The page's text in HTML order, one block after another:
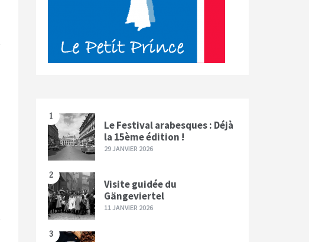
1
Le Festival arabesques : Déjà
la 15ème édition !
29 JANVIER 2026
2
Visite guidée du
Gängeviertel
11 JANVIER 2026
3